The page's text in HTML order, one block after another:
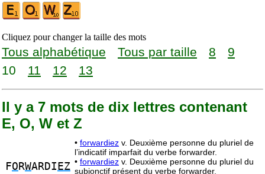
Cliquez pour changer la taille des mots
Tous alphabétique Tous par taille 8
9
10
11 12 13
Il y a 7 mots de dix lettres contenant
E, O, W et Z
FO RWARDI EZ
• forwardiez v. Deuxième personne du pluriel de
l’indicatif imparfait du verbe forwarder.
• forwardiez v. Deuxième personne du pluriel du
subjonctif présent du verbe forwarder.